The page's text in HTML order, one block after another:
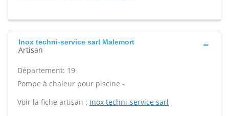
Inox techni-service sarl Malemort
Artisan
Département: 19
Pompe à chaleur pour piscine -
Voir la fiche artisan : Inox techni-service sarl